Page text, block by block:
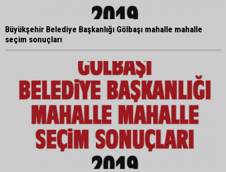
Büyükşehir Belediye Başkanlığı Gölbaşı mahalle mahalle
seçim sonuçları